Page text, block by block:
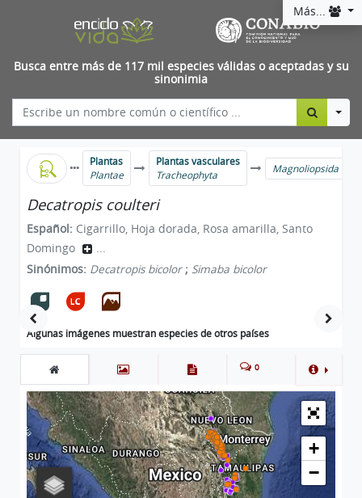
Más...
Busca entre más de 117 mil especies válidas o aceptadas y su
sinonimia
Plantas
Plantae
Plantas vasculares
Tracheophyta
Magnoliopsida
Decatropis coulteri
Español: Cigarrillo, Hoja dorada, Rosa amarilla, Santo
Domingo
...
Sinónimos: Decatropis bicolor ; Simaba bicolor
Algunas imágenes muestran especies de otros países
0
+
−